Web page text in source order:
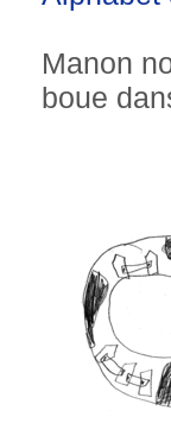
Manon
boue